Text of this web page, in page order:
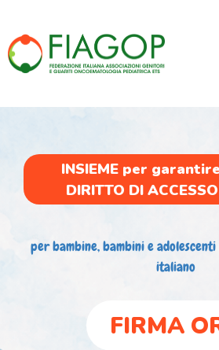
INSIEME per
DIRITTO DI
per bambine, bambini e
italiano
FIRMA